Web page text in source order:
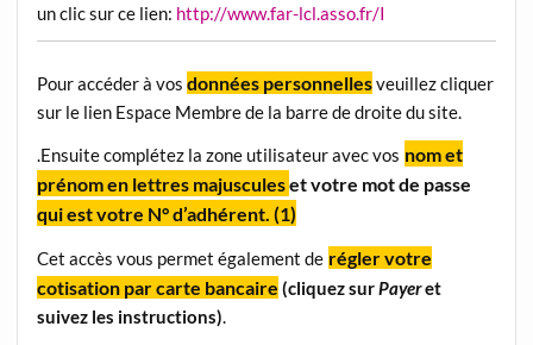
un clic sur ce lien: http://www.far-lcl.asso.fr/I
Pour accéder à vos données personnellesveuillez cliquer
sur le lien Espace Membre de la barre de droite du site.
.Ensuite complétez la zone utilisateur avec vos nom et
prénom en lettres majusculeset votre mot de passe
qui estvotre N° d’adhérent. (1)
Cet accès vous permet également de régler votre
cotisation par carte bancaire (cliquez surPayeret
suivez les instructions).